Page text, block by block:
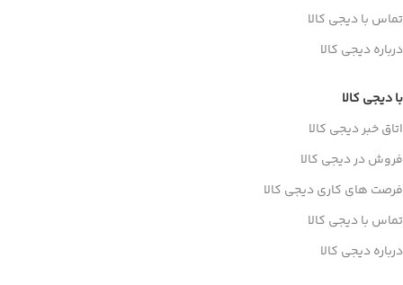
تماس با دیجی کالا
درباره دیجی کالا
با دیجی کالا
اتاق خبر دیجی کالا
فروش در دیجی کالا
فرصت های کاری دیجی کالا
تماس با دیجی کالا
درباره دیجی کالا